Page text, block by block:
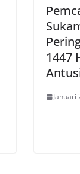
1447
Januari